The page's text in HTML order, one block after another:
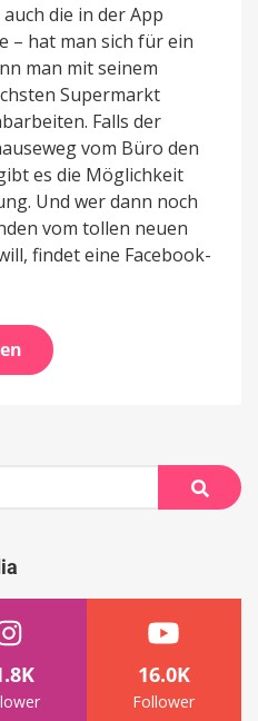
die in der App
– hat man sich für ein
man mit seinem
Supermarkt
Falls der
vom Büro den
es die Möglichkeit
Und wer dann noch
vom tollen neuen
findet eine Facebook-
Suche
16.0K
Follower